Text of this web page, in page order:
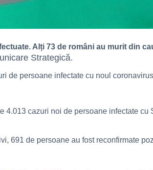
Alți 73 de români au murit din
Strategică.
de persoane infectate cu noul
4.013 cazuri noi de persoane infectate
691 de persoane au fost reconfirmate